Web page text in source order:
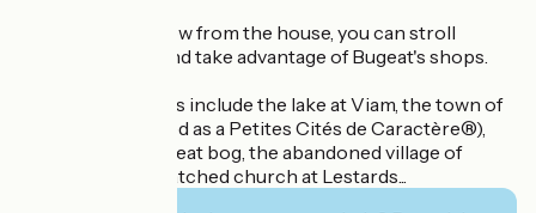
Just a stone's throw from the house, you can stroll
around the lake and take advantage of Bugeat's shops.
Nearby attractions include the lake at Viam, the town of
Treignac (classified as a Petites Cités de Caractère®),
the Longeyroux peat bog, the abandoned village of
Clédat and the thatched church at Lestards...